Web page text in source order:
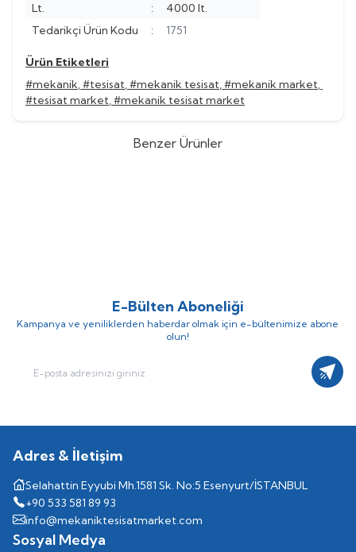
Lt.
:
4000 lt.
Tedarikçi Ürün Kodu
: 1751
Ürün Etiketleri
#mekanik,#tesisat,#mekanik tesisat,#mekanik market,
#tesisat market,#mekanik tesisat market
Benzer Ürünler
E-Bülten Aboneliği
Kampanya ve yeniliklerden haberdar olmak için e-bültenimize abone
olun!
Adres & İletişim
Selahattin Eyyubi Mh.1581 Sk. No:5 Esenyurt/İSTANBUL
+90 533 581 89 93
info@mekaniktesisatmarket.com
Sosyal Medya